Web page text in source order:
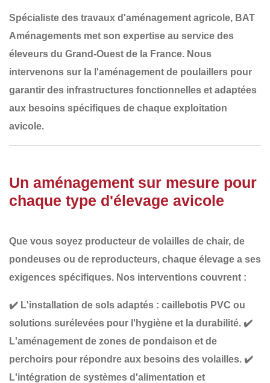
Spécialiste des travaux d'aménagement agricole, BAT
Aménagements met son expertise au service des
éleveurs du Grand-Ouest de la France. Nous
intervenons sur la l'aménagement de poulaillers pour
garantir des infrastructures fonctionnelles et adaptées
aux besoins spécifiques de chaque exploitation
avicole.
Un aménagement sur mesure pour
chaque type d'élevage avicole
Que vous soyez producteur de volailles de chair, de
pondeuses ou de reproducteurs, chaque élevage a ses
exigences spécifiques. Nos interventions couvrent :
✔️ L'installation de sols adaptés : caillebotis PVC ou
solutions surélevées pour l'hygiène et la durabilité. ✔️
L'aménagement de zones de pondaison et de
perchoirs pour répondre aux besoins des volailles. ✔️
L'intégration de systèmes d'alimentation et